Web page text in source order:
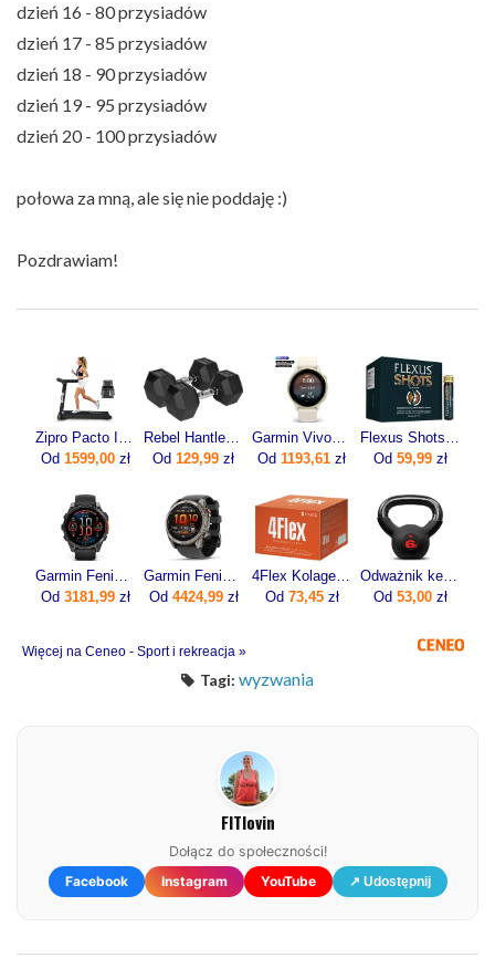
dzień 16 - 80 przysiadów
dzień 17 - 85 przysiadów
dzień 18 - 90 przysiadów
dzień 19 - 95 przysiadów
dzień 20 - 100 przysiadów
połowa za mną, ale się nie poddaję :)
Pozdrawiam!
Zipro Pacto Iconsole+ Bluetooth 5221
Od 1599,00zł
Rebel ‎Hantle Hex żeliwne 2 x 12.5 kg
Od 129,99 zł
Garmin Vivoactive 6 Lunar gold z paskiem w kolorze Bone [010-02985-01]
Od 1193,61 zł
Flexus Shots 20x10ml
Od 59,99zł
Garmin Fenix 8 47mm Slate grey z czarnym paskiem
Od 3181,99zł
Garmin Fenix 8 Pro 51mm Grafitowy
Od 4424,99zł
4Flex Kolagen Nowej Generacji Z Wit. C 30sasz.
Od 73,45zł
Odważnik kettlebell żeliwny 6kg
Od 53,00zł
Więcej na Ceneo - Sport i rekreacja »
Tagi: wyzwania
FITlovin
Dołącz do społeczności!
Facebook
Instagram YouTube ↗ Udostępnij